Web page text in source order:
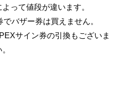
って値段が違います。
バザー券は買えません。
サイン券の引換もございま